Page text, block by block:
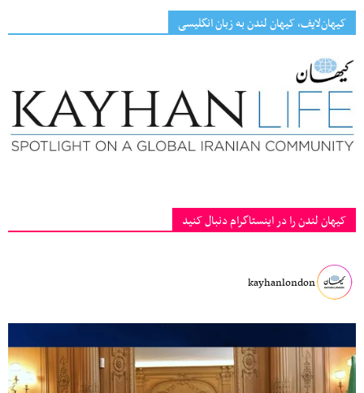
کیهان‌لایف، کیهان لندن به زبان انگلیسی
کیهان لندن را در اینستاگرام دنبال کنید
kayhanlondon